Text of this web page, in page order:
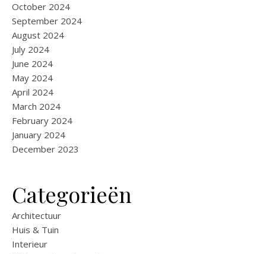
October 2024
September 2024
August 2024
July 2024
June 2024
May 2024
April 2024
March 2024
February 2024
January 2024
December 2023
Categorieën
Architectuur
Huis & Tuin
Interieur